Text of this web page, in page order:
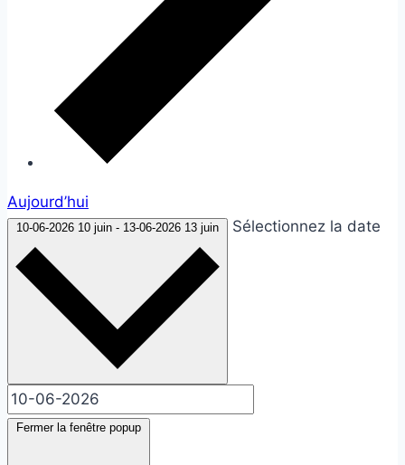
Aujourd’hui
10-06-2026 10 juin - 13-06-2026 13 juin Sélectionnez la date
Fermer la fenêtre popup